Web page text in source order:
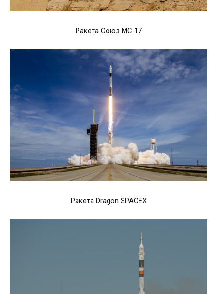
Ракета Союз МС 17
Ракета Dragon SPACEX